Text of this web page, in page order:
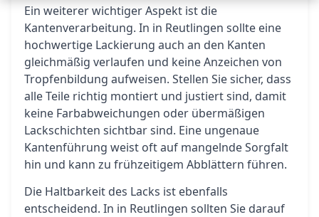
Ein weiterer wichtiger Aspekt ist die
Kantenverarbeitung. In in Reutlingen sollte eine
hochwertige Lackierung auch an den Kanten
gleichmäßig verlaufen und keine Anzeichen von
Tropfenbildung aufweisen. Stellen Sie sicher, dass
alle Teile richtig montiert und justiert sind, damit
keine Farbabweichungen oder übermäßigen
Lackschichten sichtbar sind. Eine ungenaue
Kantenführung weist oft auf mangelnde Sorgfalt
hin und kann zu frühzeitigem Abblättern führen.
Die Haltbarkeit des Lacks ist ebenfalls
entscheidend. In in Reutlingen sollten Sie darauf